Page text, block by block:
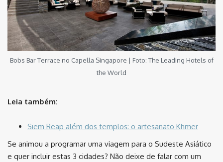
Bobs Bar Terrace no Capella Singapore | Foto: The Leading Hotels of
the World
Leia também:
Siem Reap além dos templos: o artesanato Khmer
Se animou a programar uma viagem para o Sudeste Asiático
e quer incluir estas 3 cidades? Não deixe de falar com um